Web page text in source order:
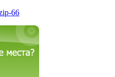
66